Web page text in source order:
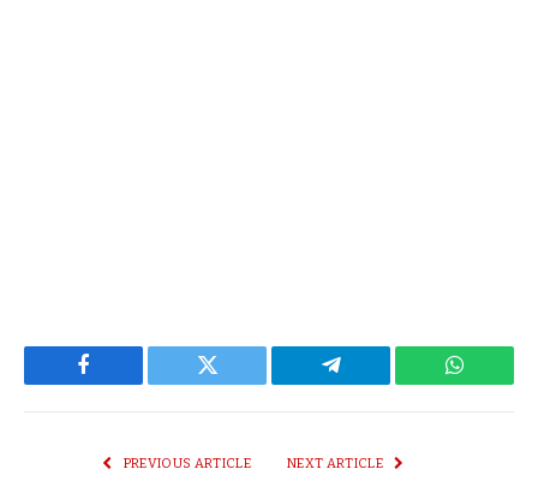
Facebook Twitter Telegram
PREVIOUS ARTICLE NEXT ARTICLE